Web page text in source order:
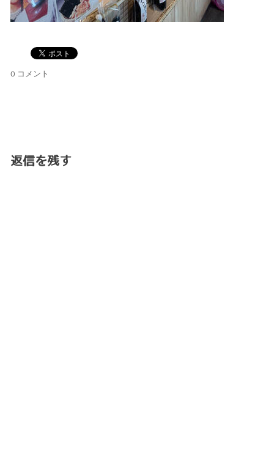
0 コメント
返信を残す